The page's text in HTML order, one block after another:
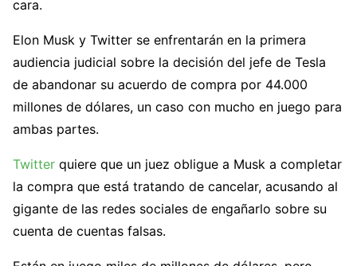
cara.
Elon Musk y Twitter se enfrentarán en la primera
audiencia judicial sobre la decisión del jefe de Tesla
de abandonar su acuerdo de compra por 44.000
millones de dólares, un caso con mucho en juego para
ambas partes.
Twitter quiere que un juez obligue a Musk a completar
la compra que está tratando de cancelar, acusando al
gigante de las redes sociales de engañarlo sobre su
cuenta de cuentas falsas.